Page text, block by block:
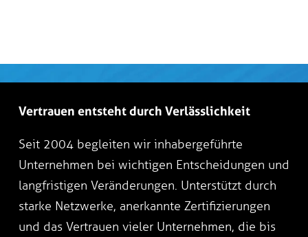
Vertrauen entsteht durch Verlässlichkeit
Seit 2004 begleiten wir inhabergeführte
Unternehmen bei wichtigen Entscheidungen und
langfristigen Veränderungen. Unterstützt durch
starke Netzwerke, anerkannte Zertifizierungen
und das Vertrauen vieler Unternehmen, die bis